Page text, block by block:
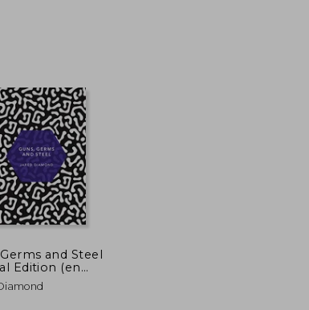
45%
dcto.
and Steel
Edition (en